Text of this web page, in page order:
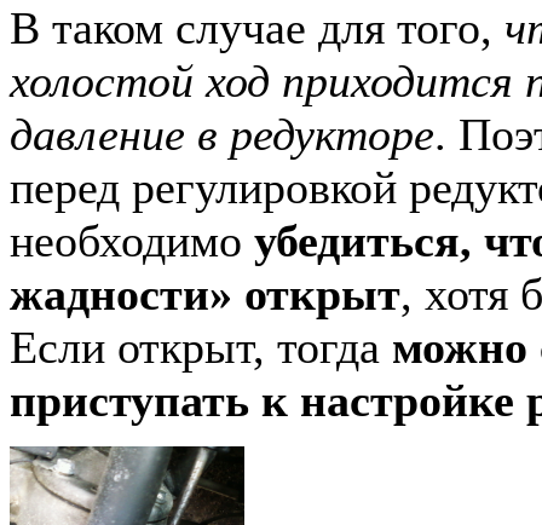
В таком случае для того,
холостой ход приходится
давление в редукторе.
перед регулировкой
необходимо убедиться,
жадности» открыт, хотя
Если открыт, тогда можно
приступать к настройке